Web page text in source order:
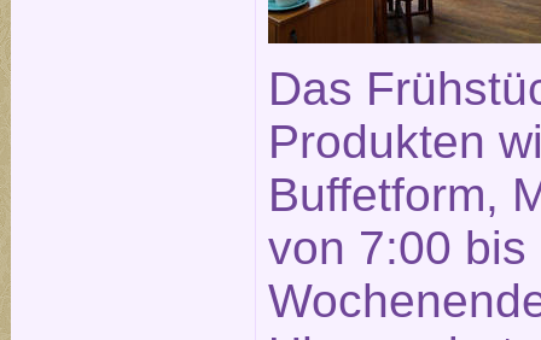
Das
Produkten
Buffetform,
von 7:00 bis